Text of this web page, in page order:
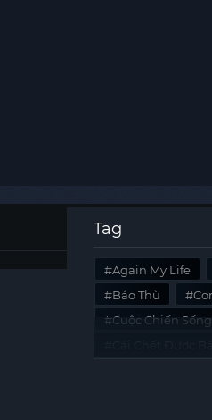
Tag
Again My Life
Báo Thù
Cuộc Chiến